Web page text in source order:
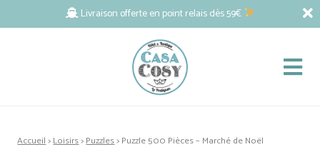
Livraison offerte en point relais dès 59€
Accueil>Loisirs>Puzzles> Puzzle 500 Pièces – Marché de Noël